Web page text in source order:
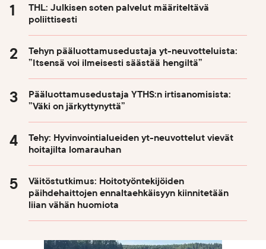
THL: Julkisen soten palvelut määriteltävä
poliittisesti
Tehyn pääluottamusedustaja yt-neuvotteluista:
”Itsensä voi ilmeisesti säästää hengiltä”
Pääluottamusedustaja YTHS:n irtisanomisista:
”Väki on järkyttynyttä”
Tehy: Hyvinvointialueiden yt-neuvottelut vievät
hoitajilta lomarauhan
Väitöstutkimus: Hoitotyöntekijöiden
päihdehaittojen ennaltaehkäisyyn kiinnitetään
liian vähän huomiota